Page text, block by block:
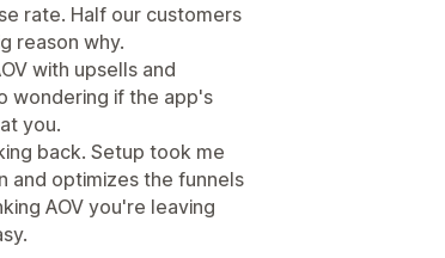
rate. Half our customers
reason why.
with upsells and
wondering if the app's
you.
back. Setup took me
and optimizes the funnels
AOV you're leaving